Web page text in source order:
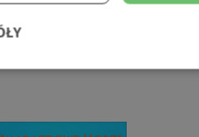
Wydajność